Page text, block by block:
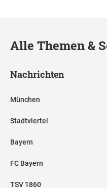
Alle Themen &
Nachrichten
München
Stadtviertel
Bayern
FC Bayern
TSV 1860